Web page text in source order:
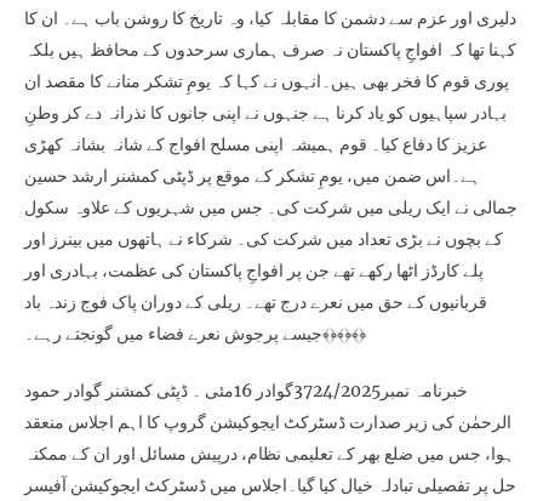
دلیری اور عزم سے دشمن کا مقابلہ کیا، وہ تاریخ کا روشن باب ہے۔ ان کا
کہنا تھا کہ افواجِ پاکستان نہ صرف ہماری سرحدوں کے محافظ ہیں بلکہ
پوری قوم کا فخر بھی ہیں۔انہوں نے کہا کہ یومِ تشکر منانے کا مقصد ان
بہادر سپاہیوں کو یاد کرنا ہے جنہوں نے اپنی جانوں کا نذرانہ دے کر وطنِ
عزیز کا دفاع کیا۔ قوم ہمیشہ اپنی مسلح افواج کے شانہ بشانہ کھڑی
ہے۔اس ضمن میں، یومِ تشکر کے موقع پر ڈپٹی کمشنر ارشد حسین
جمالی نے ایک ریلی میں شرکت کی۔ جس میں شہریوں کے علاوہ سکول
کے بچوں نے بڑی تعداد میں شرکت کی۔ شرکاء نے ہاتھوں میں بینرز اور
پلے کارڈز اٹھا رکھے تھے جن پر افواجِ پاکستان کی عظمت، بہادری اور
قربانیوں کے حق میں نعرے درج تھے۔ ریلی کے دوران پاک فوج زندہ باد
جیسے پرجوش نعرے فضاء میں گونجتے رہے۔﴾﴿﴾﴿﴾﴿
خبرنامہ نمبر3724/2025گوادر 16مئی ۔ ڈپٹی کمشنر گوادر حمود
الرحمٰن کی زیر صدارت ڈسٹرکٹ ایجوکیشن گروپ کا اہم اجلاس منعقد
ہوا، جس میں ضلع بھر کے تعلیمی نظام، درپیش مسائل اور ان کے ممکنہ
حل پر تفصیلی تبادلہ خیال کیا گیا۔اجلاس میں ڈسٹرکٹ ایجوکیشن آفیسر